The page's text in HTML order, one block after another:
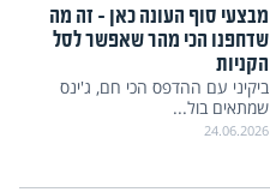
מבצעי סוף העונה כאן – זה מה
שדחפנו הכי מהר שאפשר לסל
הקניות
ביקיני עם ההדפס הכי חם, ג'ינס
שמתאים בול...
24.06.2026